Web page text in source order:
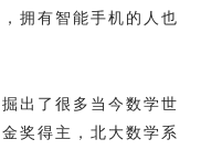
拥有智能手机的人也
出了很多当今数学世
奖得主，北大数学系